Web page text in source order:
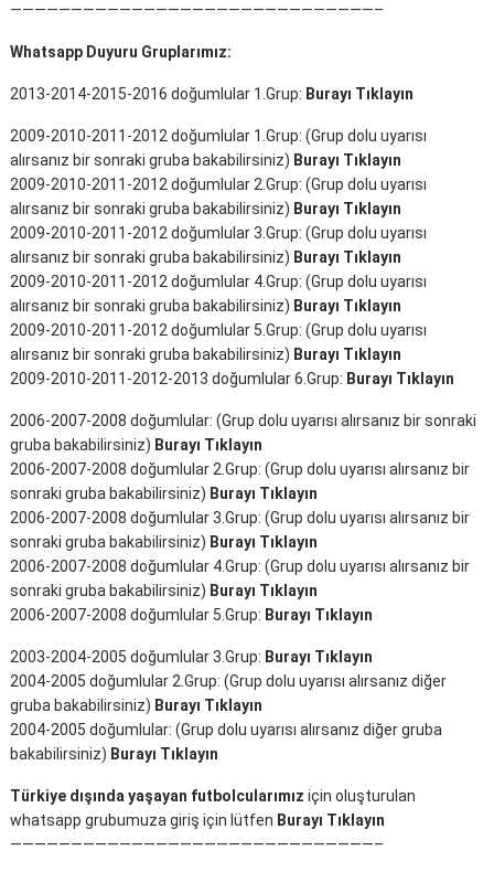
——————————————————————————————–
Whatsapp Duyuru Gruplarımız:
2013-2014-2015-2016 doğumlular 1.Grup: Burayı Tıklayın
2009-2010-2011-2012 doğumlular 1.Grup: (Grup dolu uyarısı
alırsanız bir sonraki gruba bakabilirsiniz) Burayı Tıklayın
2009-2010-2011-2012 doğumlular 2.Grup: (Grup dolu uyarısı
alırsanız bir sonraki gruba bakabilirsiniz) Burayı Tıklayın
2009-2010-2011-2012 doğumlular 3.Grup: (Grup dolu uyarısı
alırsanız bir sonraki gruba bakabilirsiniz) Burayı Tıklayın
2009-2010-2011-2012 doğumlular 4.Grup: (Grup dolu uyarısı
alırsanız bir sonraki gruba bakabilirsiniz) Burayı Tıklayın
2009-2010-2011-2012 doğumlular 5.Grup: (Grup dolu uyarısı
alırsanız bir sonraki gruba bakabilirsiniz) Burayı Tıklayın
2009-2010-2011-2012-2013 doğumlular 6.Grup: Burayı Tıklayın
2006-2007-2008 doğumlular: (Grup dolu uyarısı alırsanız bir sonraki
gruba bakabilirsiniz) Burayı Tıklayın
2006-2007-2008 doğumlular 2.Grup: (Grup dolu uyarısı alırsanız bir
sonraki gruba bakabilirsiniz) Burayı Tıklayın
2006-2007-2008 doğumlular 3.Grup: (Grup dolu uyarısı alırsanız bir
sonraki gruba bakabilirsiniz) Burayı Tıklayın
2006-2007-2008 doğumlular 4.Grup: (Grup dolu uyarısı alırsanız bir
sonraki gruba bakabilirsiniz) Burayı Tıklayın
2006-2007-2008 doğumlular 5.Grup: Burayı Tıklayın
2003-2004-2005 doğumlular 3.Grup: Burayı Tıklayın
2004-2005 doğumlular 2.Grup: (Grup dolu uyarısı alırsanız diğer
gruba bakabilirsiniz) Burayı Tıklayın
2004-2005 doğumlular: (Grup dolu uyarısı alırsanız diğer gruba
bakabilirsiniz) Burayı Tıklayın
Türkiye dışında yaşayan futbolcularımız için oluşturulan
whatsapp grubumuza giriş için lütfen Burayı Tıklayın
——————————————————————————————–